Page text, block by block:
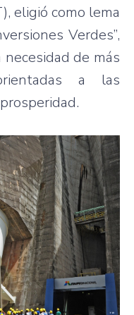
eligió como lema
Verdes”,
de más
a las